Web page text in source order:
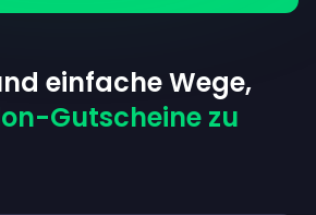
einfache Wege,
Gutscheine zu